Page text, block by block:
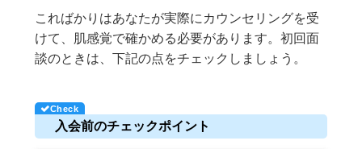
こればかりはあなたが実際にカウンセリングを受
けて、肌感覚で確かめる必要があります。初回面
談のときは、下記の点をチェックしましょう。
入会前のチェックポイント